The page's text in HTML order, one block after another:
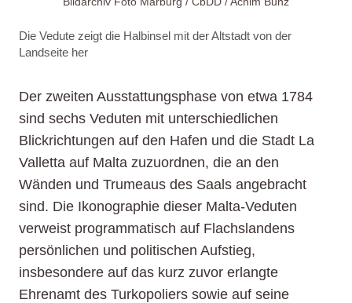
Die Vedute zeigt die Halbinsel mit der Altstadt von der
Landseite her
Der zweiten Ausstattungsphase von etwa 1784
sind sechs Veduten mit unterschiedlichen
Blickrichtungen auf den Hafen und die Stadt La
Valletta auf Malta zuzuordnen, die an den
Wänden und Trumeaus des Saals angebracht
sind. Die Ikonographie dieser Malta-Veduten
verweist programmatisch auf Flachslandens
persönlichen und politischen Aufstieg,
insbesondere auf das kurz zuvor erlangte
Ehrenamt des Turkopoliers sowie auf seine